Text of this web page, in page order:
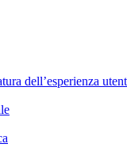
dell’esperienza